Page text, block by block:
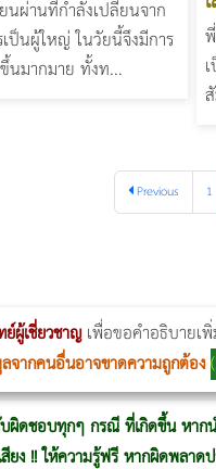
นผ่านที่กำลังเปลี่ยนจาก
ป็นผู้ใหญ่ ในวัยนี้จึงมีการ
นมากมาย ทั้งท...
Previous 1
ผู้เชี่ยวชาญเพื่อขอคำอธิบายเ
จากคนอื่นอาจขาดความถูกต้อง(
บผิดชอบทุกๆ กรณี ที่เกิดขึ้น หาก
สียง !! ให้ความรู้ฟรี หากผิดพล